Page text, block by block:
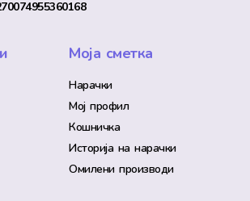
Моја сметка
Нарачки
Мој профил
Кошничка
Историја на нарачки
Омилени производи